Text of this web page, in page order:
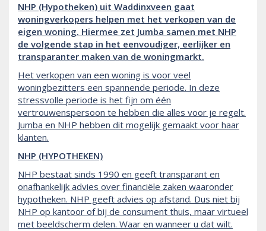
NHP (Hypotheken) uit Waddinxveen gaat
woningverkopers helpen met het verkopen van de
eigen woning. Hiermee zet Jumba samen met NHP
de volgende stap in het eenvoudiger, eerlijker en
transparanter maken van de woningmarkt.
Het verkopen van een woning is voor veel
woningbezitters een spannende periode. In deze
stressvolle periode is het fijn om één
vertrouwenspersoon te hebben die alles voor je regelt.
Jumba en NHP hebben dit mogelijk gemaakt voor haar
klanten.
NHP (HYPOTHEKEN)
NHP bestaat sinds 1990 en geeft transparant en
onafhankelijk advies over financiële zaken waaronder
hypotheken. NHP geeft advies op afstand. Dus niet bij
NHP op kantoor of bij de consument thuis, maar virtueel
met beeldscherm delen. Waar en wanneer u dat wilt.